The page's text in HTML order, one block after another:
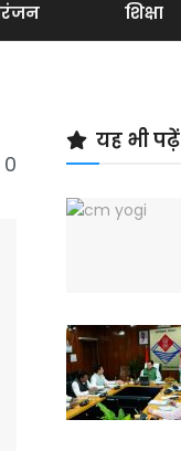
शिक्षा
0
यह भी पढ़ें